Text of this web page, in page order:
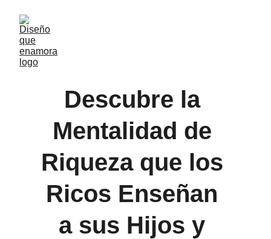
Descubre la
Mentalidad de
Riqueza que los
Ricos Enseñan
a sus Hijos y